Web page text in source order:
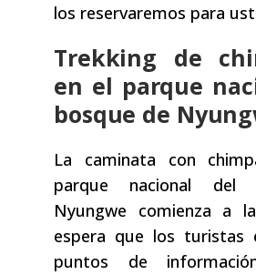
los reservaremos para
Trekking de
en el parque
bosque de
La caminata con
parque nacional del
Nyungwe comienza a
espera que los turistas
puntos de